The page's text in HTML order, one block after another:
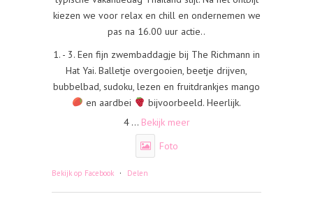
kiezen we voor relax en chill en ondernemen we
pas na 16.00 uur actie..
1. - 3. Een fijn zwembaddagje bij The Richmann in
Hat Yai. Balletje overgooien, beetje drijven,
bubbelbad, sudoku, lezen en fruitdrankjes mango
en aardbei
bijvoorbeeld. Heerlijk.
4 ... Bekijk meer
Foto
Bekijk op Facebook · Delen